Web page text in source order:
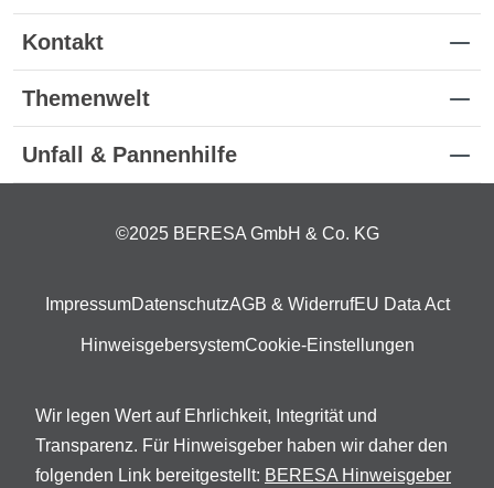
Kontakt
Themenwelt
Unfall & Pannenhilfe
©2025 BERESA GmbH & Co. KG
ImpressumDatenschutzAGB & WiderrufEU Data Act
HinweisgebersystemCookie-Einstellungen
Wir legen Wert auf Ehrlichkeit, Integrität und
Transparenz. Für Hinweisgeber haben wir daher den
folgenden Link bereitgestellt: BERESA Hinweisgeber